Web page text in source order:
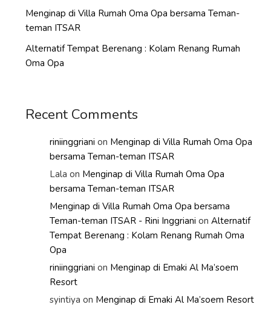
Menginap di Villa Rumah Oma Opa bersama Teman-
teman ITSAR
Alternatif Tempat Berenang : Kolam Renang Rumah
Oma Opa
Recent Comments
riniinggriani on Menginap di Villa Rumah Oma Opa
bersama Teman-teman ITSAR
Lala on Menginap di Villa Rumah Oma Opa
bersama Teman-teman ITSAR
Menginap di Villa Rumah Oma Opa bersama
Teman-teman ITSAR - Rini Inggriani onAlternatif
Tempat Berenang : Kolam Renang Rumah Oma
Opa
riniinggriani on Menginap di Emaki Al Ma’soem
Resort
syintiya on Menginap di Emaki Al Ma’soem Resort